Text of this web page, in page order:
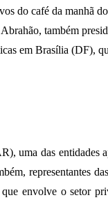
do café da manhã
também
em Brasília (DF),
uma das
representantes
envolve o setor